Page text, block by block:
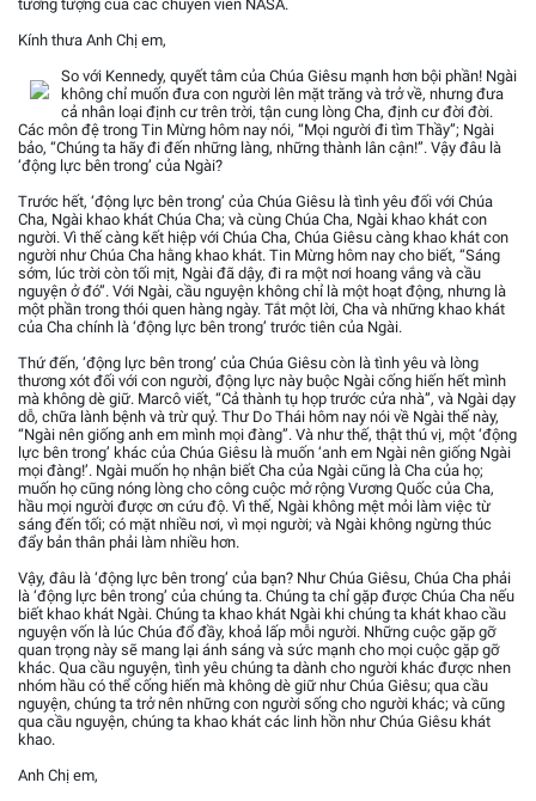
tưởng tượng của các chuyên viên NASA.
Kính thưa Anh Chị em,
So với Kennedy, quyết tâm của Chúa Giêsu mạnh hơn bội phần! Ngài
không chỉ muốn đưa con người lên mặt trăng và trở về, nhưng đưa
cả nhân loại định cư trên trời, tận cung lòng Cha, định cư đời đời.
Các môn đệ trong Tin Mừng hôm nay nói, “Mọi người đi tìm Thầy”; Ngài
bảo, “Chúng ta hãy đi đến những làng, những thành lân cận!”. Vậy đâu là
‘động lực bên trong’ của Ngài?
Trước hết, ‘động lực bên trong’ của Chúa Giêsu là tình yêu đối với Chúa
Cha, Ngài khao khát Chúa Cha; và cùng Chúa Cha, Ngài khao khát con
người. Vì thế càng kết hiệp với Chúa Cha, Chúa Giêsu càng khao khát con
người như Chúa Cha hằng khao khát. Tin Mừng hôm nay cho biết, “Sáng
sớm, lúc trời còn tối mịt, Ngài đã dậy, đi ra một nơi hoang vắng và cầu
nguyện ở đó”. Với Ngài, cầu nguyện không chỉ là một hoạt động, nhưng là
một phần trong thói quen hàng ngày. Tắt một lời, Cha và những khao khát
của Cha chính là ‘động lực bên trong’ trước tiên của Ngài.
Thứ đến, ‘động lực bên trong’ của Chúa Giêsu còn là tình yêu và lòng
thương xót đối với con người, động lực này buộc Ngài cống hiến hết mình
mà không dè giữ. Marcô viết, “Cả thành tụ họp trước cửa nhà”, và Ngài dạy
dỗ, chữa lành bệnh và trừ quỷ. Thư Do Thái hôm nay nói về Ngài thế này,
“Ngài nên giống anh em mình mọi đàng”. Và như thế, thật thú vị, một ‘động
lực bên trong’ khác của Chúa Giêsu là muốn ‘anh em Ngài nên giống Ngài
mọi đàng!’. Ngài muốn họ nhận biết Cha của Ngài cũng là Cha của họ;
muốn họ cũng nóng lòng cho công cuộc mở rộng Vương Quốc của Cha,
hầu mọi người được ơn cứu độ. Vì thế, Ngài không mệt mỏi làm việc từ
sáng đến tối; có mặt nhiều nơi, vì mọi người; và Ngài không ngừng thúc
đẩy bản thân phải làm nhiều hơn.
Vậy, đâu là ‘động lực bên trong’ của bạn? Như Chúa Giêsu, Chúa Cha phải
là ‘động lực bên trong’ của chúng ta. Chúng ta chỉ gặp được Chúa Cha nếu
biết khao khát Ngài. Chúng ta khao khát Ngài khi chúng ta khát khao cầu
nguyện vốn là lúc Chúa đổ đầy, khoả lấp mỗi người. Những cuộc gặp gỡ
quan trọng này sẽ mang lại ánh sáng và sức mạnh cho mọi cuộc gặp gỡ
khác. Qua cầu nguyện, tình yêu chúng ta dành cho người khác được nhen
nhóm hầu có thể cống hiến mà không dè giữ như Chúa Giêsu; qua cầu
nguyện, chúng ta trở nên những con người sống cho người khác; và cũng
qua cầu nguyện, chúng ta khao khát các linh hồn như Chúa Giêsu khát
khao.
Anh Chị em,